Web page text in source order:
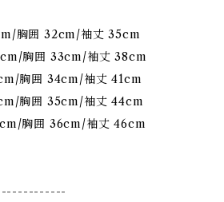
胸囲 32cm/袖丈 35cm
胸囲 33cm/袖丈 38cm
胸囲 34cm/袖丈 41cm
胸囲 35cm/袖丈 44cm
胸囲 36cm/袖丈 46cm